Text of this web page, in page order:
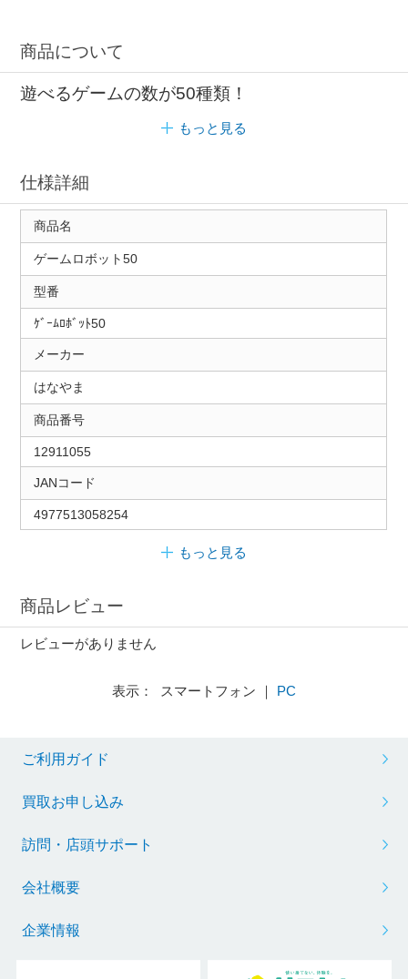
商品について
遊べるゲームの数が50種類！
もっと見る
仕様詳細
商品名
ゲームロボット50
型番
ｹﾞｰﾑﾛﾎﾞｯﾄ50
メーカー
はなやま
商品番号
12911055
JANコード
4977513058254
もっと見る
商品レビュー
レビューがありません
表示： スマートフォン ｜ PC
ご利用ガイド
買取お申し込み
訪問・店頭サポート
会社概要
企業情報